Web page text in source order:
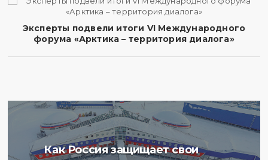
Эксперты подвели итоги VI Международного
форума «Арктика – территория диалога»
Как Россия защищает свои
Ученые Арктического